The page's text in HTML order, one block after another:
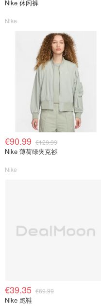
Nike 休闲裤
Nike
€90.99 €129.99
Nike 薄荷绿夹克衫
Nike
€39.35 €69.99
Nike 跑鞋